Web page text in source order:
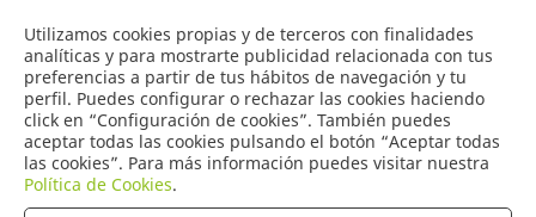
Utilizamos cookies propias y de terceros con finalidades
analíticas y para mostrarte publicidad relacionada con tus
preferencias a partir de tus hábitos de navegación y tu
perfil. Puedes configurar o rechazar las cookies haciendo
click en “Configuración de cookies”. También puedes
aceptar todas las cookies pulsando el botón “Aceptar todas
las cookies”. Para más información puedes visitar nuestra
Política de Cookies.
0
COMERCIO
DE TORRIJOS
Productos (0)